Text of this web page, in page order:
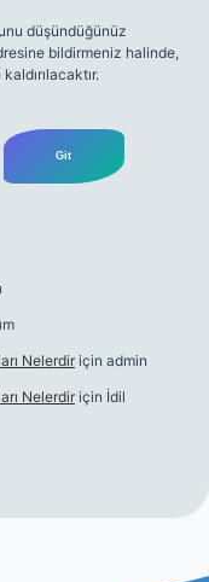
düşündüğünüz
bildirmeniz halinde,
Nelerdir için admin
Nelerdir için İdil